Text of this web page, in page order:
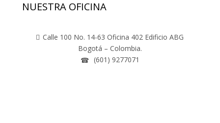
NUESTRA OFICINA
 Calle 100 No. 14-63 Oficina 402 Edificio ABG
Bogotá – Colombia.
☎ (601) 9277071